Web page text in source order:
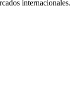
internacionales.